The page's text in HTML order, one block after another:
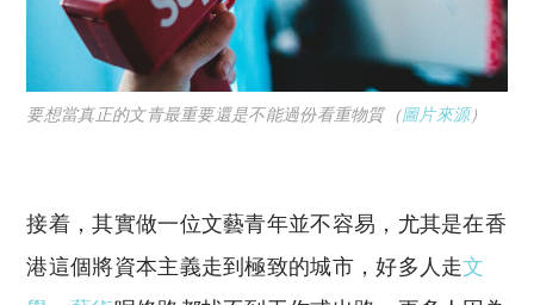
要想當真正的文青最重要還是不能過份看重物質（圖片來源）
接着，其實做一位文藝青年並不容易，尤其是在香
港這個將資本主義走到極致的城市，好多人走文